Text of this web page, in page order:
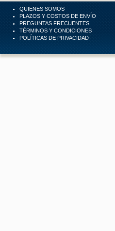
QUIENES SOMOS
PLAZOS Y COSTOS DE ENVÍO
PREGUNTAS FRECUENTES
TÉRMINOS Y CONDICIONES
POLÍTICAS DE PRIVACIDAD